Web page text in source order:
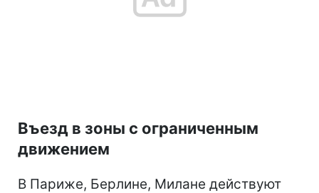
Въезд в зоны с ограниченным
движением
В Париже, Берлине, Милане действуют